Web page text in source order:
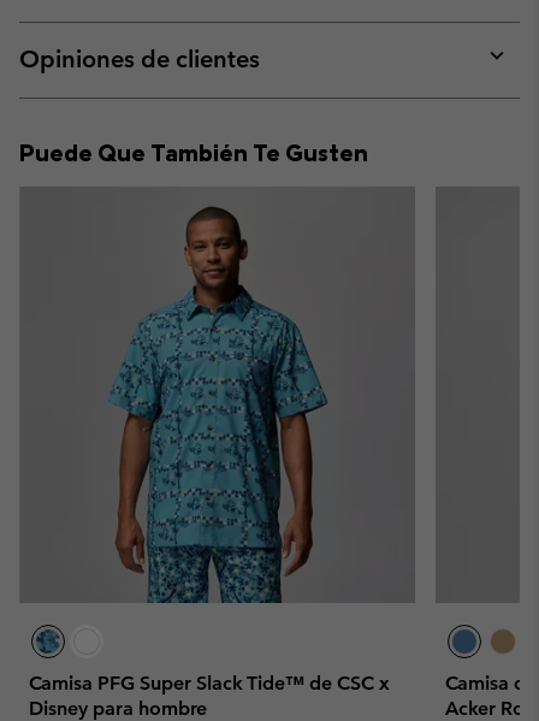
or
Opiniones de clientes
or
Puede Que También Te Gusten
Camisa PFG Super Slack Tide™ de CSC x
Disney para hombre
Camisa
Acker